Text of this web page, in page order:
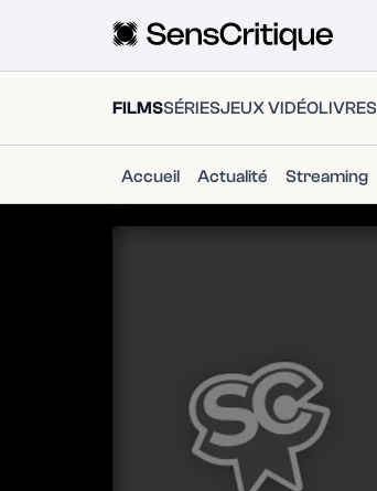
FILMSSÉRIESJEUX VIDÉOLIVRES
Accueil Actualité Streaming